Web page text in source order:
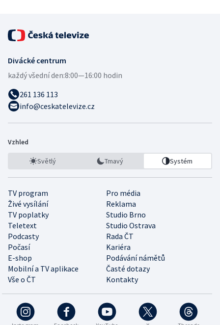
Divácké centrum
každý všední den:8:00—16:00 hodin
261 136 113
info@ceskatelevize.cz
Vzhled
Světlý Tmavý Systém
TV program
Pro média
Živé vysílání
Reklama
TV poplatky
Studio Brno
Teletext
Studio Ostrava
Podcasty
Rada ČT
Počasí
Kariéra
E-shop
Podávání námětů
Mobilní a TV aplikace
Časté dotazy
Vše o ČT
Kontakty